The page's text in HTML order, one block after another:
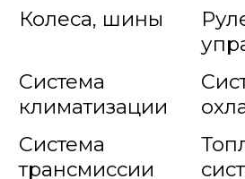
Колеса, шины
Система
климатизации
Система
трансмиссии